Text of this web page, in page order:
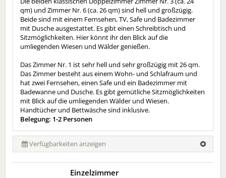
qm) und Zimmer Nr. 6 (ca. 26 qm) sind hell und großzügig.
Beide sind mit einem Fernsehen, TV, Safe und Badezimmer
mit Dusche ausgestattet. Es gibt einen Schreibtisch und
Sitzmöglichkeiten. Hier könnt ihr den Blick auf die
umliegenden Wiesen und Wälder genießen.
Das Zimmer Nr. 1 ist sehr hell und sehr großzügig mit 26 qm.
Das Zimmer besteht aus einem Wohn- und Schlafraum und
hat zwei Fernsehen, einen Safe und ein Badezimmer mit
Badewanne und Dusche. Es gibt gemütliche Sitzmöglichkeiten
mit Blick auf die umliegenden Wälder und Wiesen.
Handtücher und Bettwäsche sind inklusive.
Belegung: 1-2 Personen
Verfügbarkeiten anzeigen
Einzelzimmer